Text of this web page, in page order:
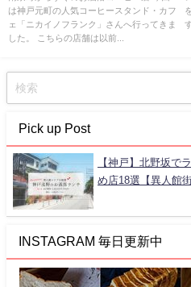
は神戸元町の人気コーヒースタンド・カフ
ェ「ニカイノフランク」さんへ行ってきま
した。 こちらの店舗は以前...
Pick up Post
【神戸】北野坂で
め店18選【異人館街
INSTAGRAM 毎日更新中